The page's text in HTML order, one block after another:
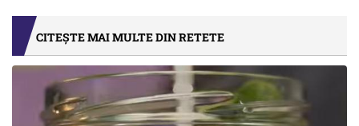
CITEȘTE MAI MULTE DIN RETETE